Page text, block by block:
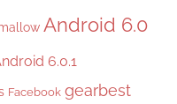
Android 6.0
6.0.1
Facebook gearbest